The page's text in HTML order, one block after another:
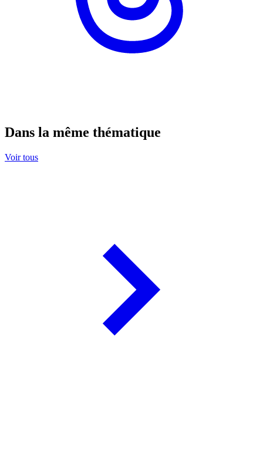
Dans la même thématique
Voir tous